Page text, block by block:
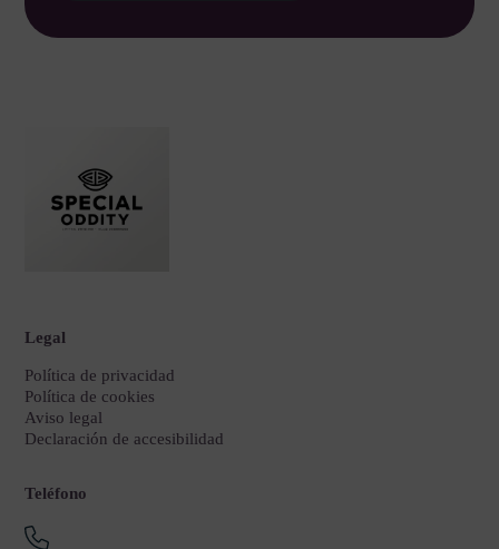
Legal
Política de privacidad
Política de cookies
Aviso legal
Declaración de accesibilidad
Teléfono